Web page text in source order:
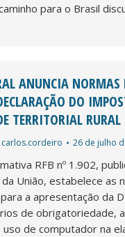
para o Brasil
ANUNCIA NORMAS
DO
TERRITORIAL
carlos.cordeiro 26 de julho
RFB nº 1.902,
União, estabelece as
a apresentação da
de obrigatoriedade, a
de computador na